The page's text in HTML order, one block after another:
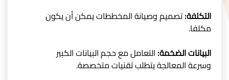
التكلفة:تصميم وصيانة المخططات يمكن أن يكون
مكلفا.
البيانات الضخمة: التعامل مع حجم البيانات الكبير
وسرعة المعالجة يتطلب تقنيات متخصصة.